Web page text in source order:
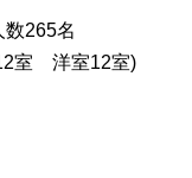
265名
室 洋室12室)